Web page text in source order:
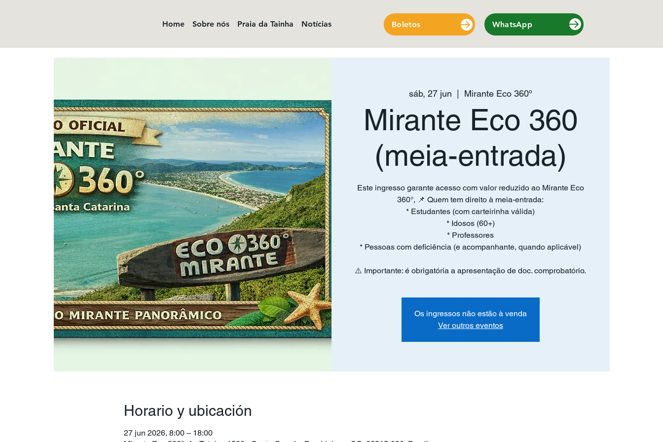
Home Sobre nós Praia da Tainha Notícias Boletos WhatsApp
sáb, 27 jun
  |
Mirante Eco 360º
Mirante Eco 360
(meia-entrada)
Este ingresso garante acesso com valor reduzido ao Mirante Eco
360°, 📌 Quem tem direito à meia-entrada:
* Estudantes (com carteirinha válida)
* Idosos (60+)
* Professores
* Pessoas com deficiência (e acompanhante, quando aplicável)
⚠️ Importante: é obrigatória a apresentação de doc. comprobatório.
Os ingressos não estão à venda
Ver outros eventos
Horario y ubicación
27 jun 2026, 8:00 – 18:00